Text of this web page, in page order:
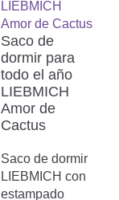


Saco de
dormir para
todo el año
LIEBMICH
Amor de
Cactus
Saco de dormir
LIEBMICH con
estampado